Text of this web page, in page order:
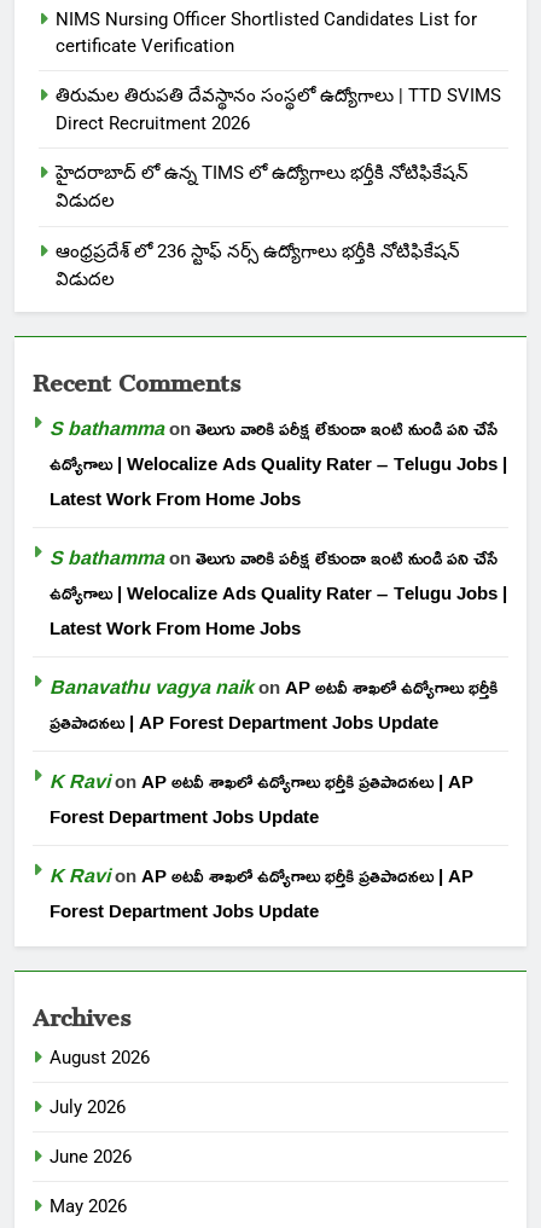
NIMS Nursing Officer Shortlisted Candidates List for
certificate Verification
తిరుమల తిరుపతి దేవస్థానం సంస్థలో ఉద్యోగాలు | TTD SVIMS
Direct Recruitment 2026
హైదరాబాద్ లో ఉన్న TIMS లో ఉద్యోగాలు భర్తీకి నోటిఫికేషన్
విడుదల
ఆంధ్రప్రదేశ్ లో 236 స్టాఫ్ నర్స్ ఉద్యోగాలు భర్తీకి నోటిఫికేషన్
విడుదల
Recent Comments
S bathammaonతెలుగు వారికి పరీక్ష లేకుండా ఇంటి నుండి పని చేసే
ఉద్యోగాలు | Welocalize Ads Quality Rater – Telugu Jobs |
Latest Work From Home Jobs
S bathammaonతెలుగు వారికి పరీక్ష లేకుండా ఇంటి నుండి పని చేసే
ఉద్యోగాలు | Welocalize Ads Quality Rater – Telugu Jobs |
Latest Work From Home Jobs
Banavathu vagya naikonAP అటవీ శాఖలో ఉద్యోగాలు భర్తీకి
ప్రతిపాదనలు | AP Forest Department Jobs Update
K RavionAP అటవీ శాఖలో ఉద్యోగాలు భర్తీకి ప్రతిపాదనలు | AP
Forest Department Jobs Update
K RavionAP అటవీ శాఖలో ఉద్యోగాలు భర్తీకి ప్రతిపాదనలు | AP
Forest Department Jobs Update
Archives
August 2026
July 2026
June 2026
May 2026